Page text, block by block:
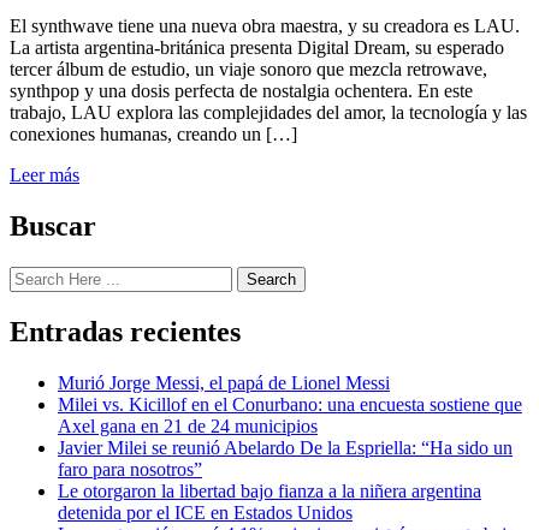
El synthwave tiene una nueva obra maestra, y su creadora es LAU.
La artista argentina-británica presenta Digital Dream, su esperado
tercer álbum de estudio, un viaje sonoro que mezcla retrowave,
synthpop y una dosis perfecta de nostalgia ochentera. En este
trabajo, LAU explora las complejidades del amor, la tecnología y las
conexiones humanas, creando un […]
Leer más
Buscar
Search
Entradas recientes
Murió Jorge Messi, el papá de Lionel Messi
Milei vs. Kicillof en el Conurbano: una encuesta sostiene que
Axel gana en 21 de 24 municipios
Javier Milei se reunió Abelardo De la Espriella: “Ha sido un
faro para nosotros”
Le otorgaron la libertad bajo fianza a la niñera argentina
detenida por el ICE en Estados Unidos